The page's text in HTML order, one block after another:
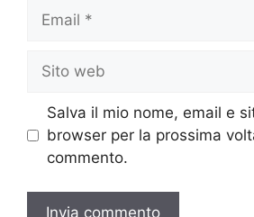
web
Salva il mio nome, email e
browser per la prossima
commento.